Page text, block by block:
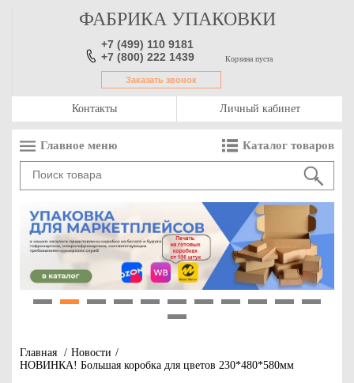
ФАБРИКА УПАКОВКИ
+7 (499) 110 9181
+7 (800) 222 1439
Заказать звонок
Корзина пуста
Контакты Личный кабинет
Главное меню Каталог товаров
Главная / Новости /
НОВИНКА! Большая коробка для цветов 230*480*580мм